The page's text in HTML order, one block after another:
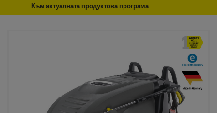
Към актуалната продуктова програма